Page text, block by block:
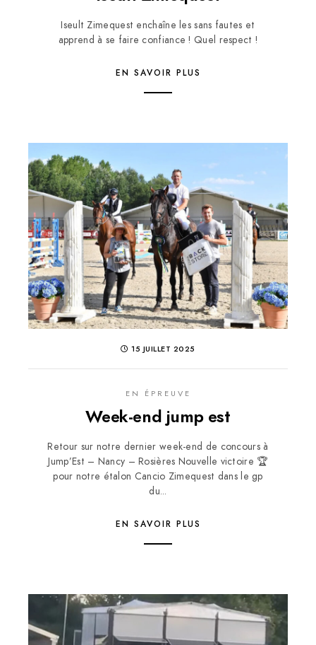
Iseult Zimequest enchaîne les sans fautes et
apprend à se faire confiance ! Quel respect !
EN SAVOIR PLUS
15 JUILLET 2025
EN ÉPREUVE
Week-end jump est
Retour sur notre dernier week-end de concours à
Jump’Est – Nancy – Rosières Nouvelle victoire 🏆
pour notre étalon Cancio Zimequest dans le gp
du...
EN SAVOIR PLUS